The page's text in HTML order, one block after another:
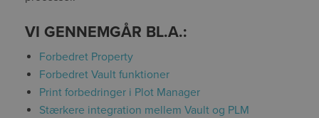
VI GENNEMGÅR BL.A.:
Forbedret Property
Forbedret Vault funktioner
Print forbedringer i Plot Manager
Stærkere integration mellem Vault og PLM